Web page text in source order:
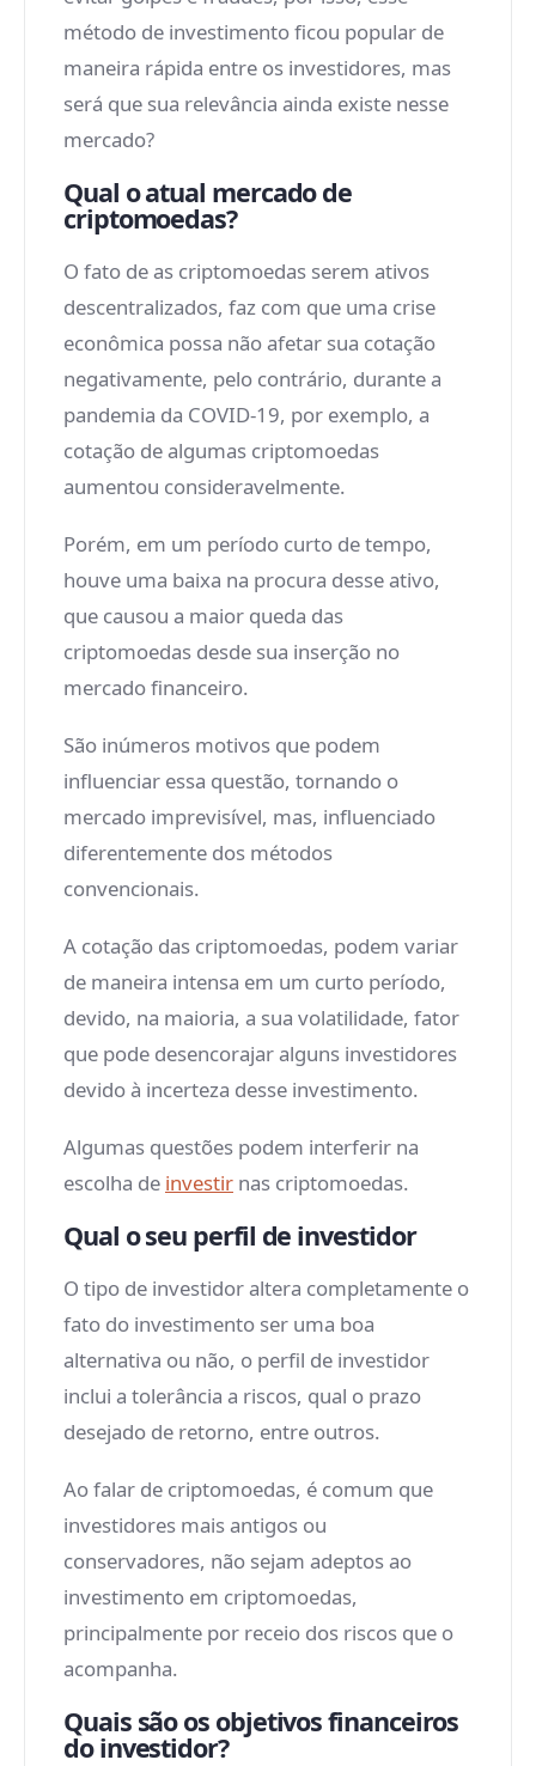
método de investimento ficou popular de
maneira rápida entre os investidores, mas
será que sua relevância ainda existe nesse
mercado?
Qual o atual mercado de
criptomoedas?
O fato de as criptomoedas serem ativos
descentralizados, faz com que uma crise
econômica possa não afetar sua cotação
negativamente, pelo contrário, durante a
pandemia da COVID-19, por exemplo, a
cotação de algumas criptomoedas
aumentou consideravelmente.
Porém, em um período curto de tempo,
houve uma baixa na procura desse ativo,
que causou a maior queda das
criptomoedas desde sua inserção no
mercado financeiro.
São inúmeros motivos que podem
influenciar essa questão, tornando o
mercado imprevisível, mas, influenciado
diferentemente dos métodos
convencionais.
A cotação das criptomoedas, podem variar
de maneira intensa em um curto período,
devido, na maioria, a sua volatilidade, fator
que pode desencorajar alguns investidores
devido à incerteza desse investimento.
Algumas questões podem interferir na
escolha de investir nas criptomoedas.
Qual o seu perfil de investidor
O tipo de investidor altera completamente o
fato do investimento ser uma boa
alternativa ou não, o perfil de investidor
inclui a tolerância a riscos, qual o prazo
desejado de retorno, entre outros.
Ao falar de criptomoedas, é comum que
investidores mais antigos ou
conservadores, não sejam adeptos ao
investimento em criptomoedas,
principalmente por receio dos riscos que o
acompanha.
Quais são os objetivos financeiros
do investidor?